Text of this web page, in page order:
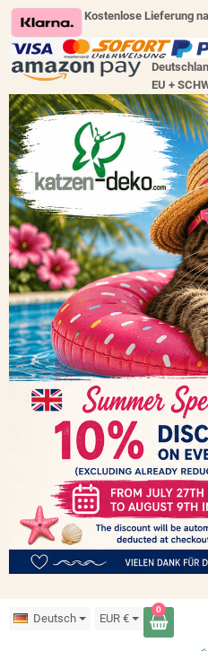
Kostenlose Lieferung
EU +
Deutsch EUR €
0